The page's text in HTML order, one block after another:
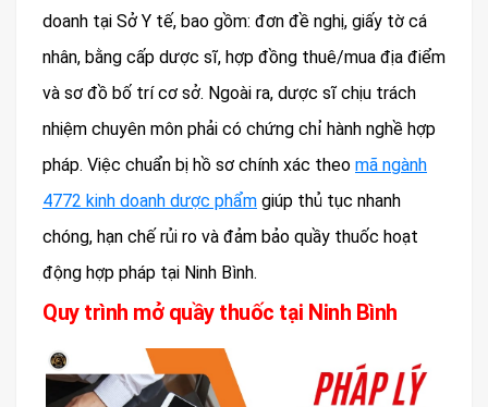
doanh tại Sở Y tế, bao gồm: đơn đề nghị, giấy tờ cá
nhân, bằng cấp dược sĩ, hợp đồng thuê/mua địa điểm
và sơ đồ bố trí cơ sở. Ngoài ra, dược sĩ chịu trách
nhiệm chuyên môn phải có chứng chỉ hành nghề hợp
pháp. Việc chuẩn bị hồ sơ chính xác theo mã ngành
4772 kinh doanh dược phẩm giúp thủ tục nhanh
chóng, hạn chế rủi ro và đảm bảo quầy thuốc hoạt
động hợp pháp tại Ninh Bình.
Quy trình mở quầy thuốc tại Ninh Bình